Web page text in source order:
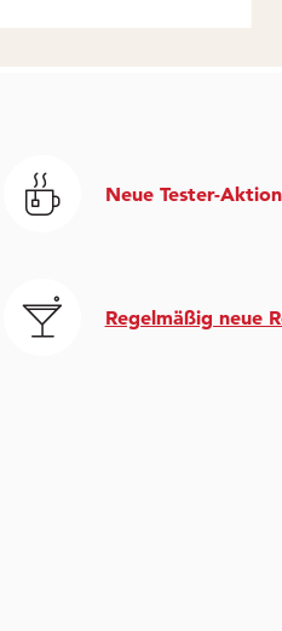
Neue Tester-
Regelmäßig neue